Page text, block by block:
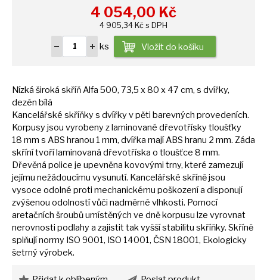
4 054,00 Kč
4 905,34 Kč s DPH
ks Vložit do košíku
Nízká široká skříň Alfa 500, 73,5 x80 x 47 cm, s dvířky,
dezén bílá
Kancelářské skříňkys dvířkyvpěti barevných provedeních.
Korpusy jsou vyrobenyzlaminované dřevotřísky tloušťky
18 mm s ABS hranou 1 mm, dvířka mají ABS hranu 2 mm. Záda
skříní tvoří laminovaná dřevotříska o tloušťce 8 mm.
Dřevěná police je upevněna kovovými trny, které zamezují
jejímu nežádoucímu vysunutí. Kancelářské skříně jsou
vysoce odolné proti mechanickému poškozenía disponují
zvýšenou odolností vůči nadměrné vlhkosti. Pomocí
aretačních šroubů umístěných ve dně korpusu lze vyrovnat
nerovnosti podlahya zajistit tak vyšší stabilitu skříňky. Skříně
splňují normy ISO 9001, ISO 14001, ČSN 18001, Ekologicky
šetrný výrobek.